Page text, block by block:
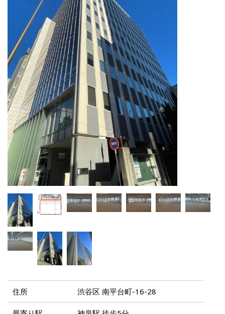
住所 渋谷区 南平台町-16-28